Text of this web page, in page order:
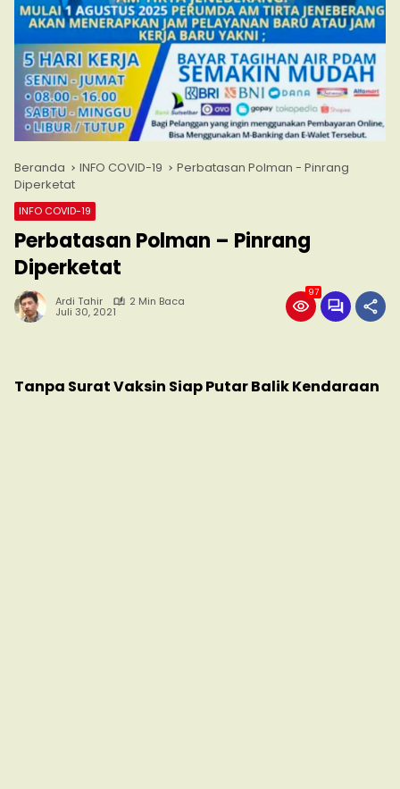
Beranda INFO COVID-19
Perbatasan Polman - Pinrang
Diperketat
INFO COVID-19
Perbatasan Polman – Pinrang
Diperketat
Ardi Tahir 2 Min Baca
Juli 30, 2021
97
Tanpa Surat Vaksin Siap Putar Balik Kendaraan